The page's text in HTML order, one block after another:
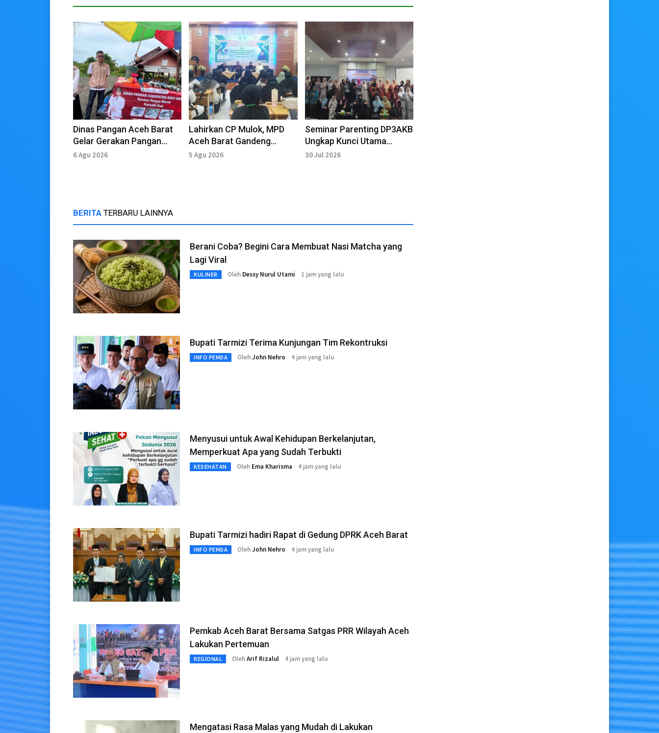
Dinas Pangan Aceh Barat
Gelar Gerakan Pangan
Murah Komoditas Ikan
6 Agu 2026
Lahirkan CP Mulok, MPD
Aceh Barat Gandeng
Akademisi dan Praktisi
5 Agu 2026
Seminar Parenting DP3AKB
Ungkap Kunci Utama
Ketahanan Mental
30 Jul 2026
BERITA TERBARU LAINNYA
Berani Coba? Begini Cara Membuat Nasi Matcha yang
Lagi Viral
KULINER Oleh Dessy Nurul Utami 1 jam yang lalu
Bupati Tarmizi Terima Kunjungan Tim Rekontruksi
INFO PEMDA OlehJohn Nehro 4 jam yang lalu
Menyusui untuk Awal Kehidupan Berkelanjutan,
Memperkuat Apa yang Sudah Terbukti
KESEHATAN Oleh Ema Kharisma 4 jam yang lalu
Bupati Tarmizi hadiri Rapat di Gedung DPRK Aceh Barat
INFO PEMDA OlehJohn Nehro 4 jam yang lalu
Pemkab Aceh Barat Bersama Satgas PRR Wilayah Aceh
Lakukan Pertemuan
REGIONAL OlehArif Rizalul 4 jam yang lalu
Mengatasi Rasa Malas yang Mudah di Lakukan